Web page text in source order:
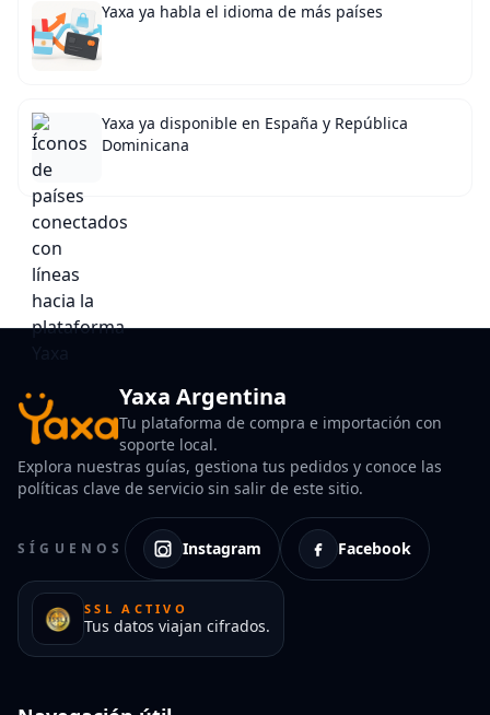
Yaxa ya habla el idioma de más países
Yaxa ya disponible en España y República
Dominicana
Yaxa Argentina
Tu plataforma de compra e importación con
soporte local.
Explora nuestras guías, gestiona tus pedidos y conoce las
políticas clave de servicio sin salir de este sitio.
SÍGUENOS Instagram Facebook
SSL ACTIVO
Tus datos viajan cifrados.